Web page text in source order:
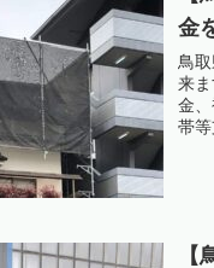
金
鳥
来
金
帯